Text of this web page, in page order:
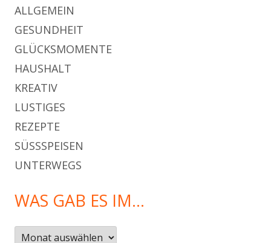
ALLGEMEIN
GESUNDHEIT
GLÜCKSMOMENTE
HAUSHALT
KREATIV
LUSTIGES
REZEPTE
SÜSSSPEISEN
UNTERWEGS
WAS GAB ES IM…
Was